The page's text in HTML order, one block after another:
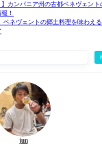
】カンパニア州の古都ベネヴェント
！
ベネヴェントの郷土料理を味わえ
jun